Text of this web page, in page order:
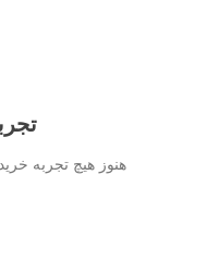
هنوز هیچ تجربه